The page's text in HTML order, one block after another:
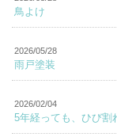
鳥よけ
2026/05/28
雨戸塗装
2026/02/04
5年経っても、ひび割